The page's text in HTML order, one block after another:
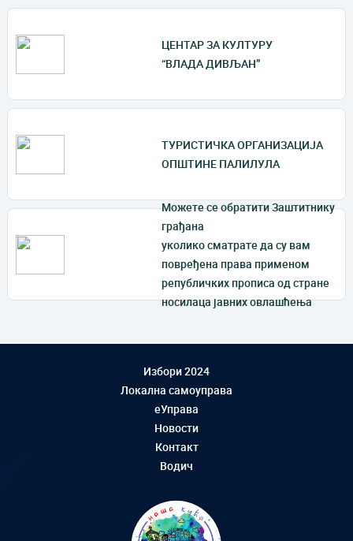
ЦЕНТАР ЗА КУЛТУРУ
“ВЛАДА ДИВЉАН”
ТУРИСТИЧКА ОРГАНИЗАЦИЈА
ОПШТИНЕ ПАЛИЛУЛА
Mожете се обратити Заштитнику
грађана
уколико сматрате да су вам
повређена права применом
републичких прописа од стране
носилаца јавних овлашћења
Избори 2024
Локална самоуправа
еУправа
Новости
Контакт
Водич